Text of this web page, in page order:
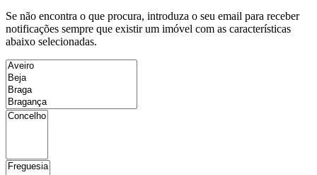
Se não encontra o que procura, introduza o seu email para receber
notificações sempre que existir um imóvel com as características
abaixo selecionadas.